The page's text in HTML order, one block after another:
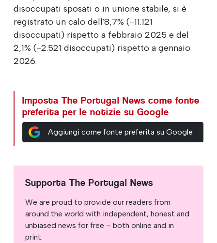
disoccupati sposati o in unione stabile, si è
registrato un calo dell'8,7% (-11.121
disoccupati) rispetto a febbraio 2025 e del
2,1% (-2.521 disoccupati) rispetto a gennaio
2026.
Imposta The Portugal News come fonte
preferita per le notizie su Google
Aggiungi come fonte preferita su Google
Supporta The Portugal News
We are proud to provide our readers from
around the world with independent, honest and
unbiased news for free – both online and in
print.